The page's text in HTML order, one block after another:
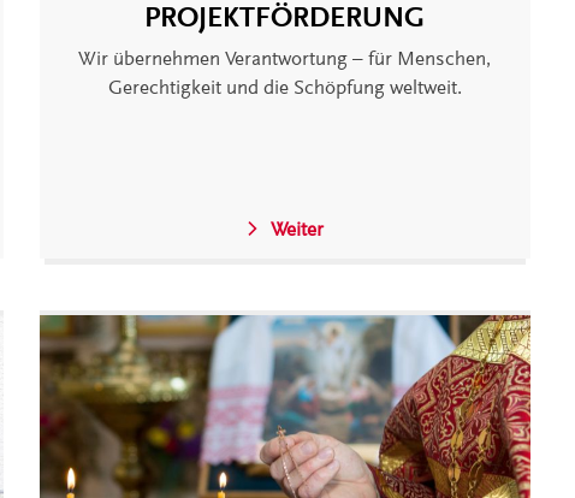
PROJEKTFÖRDERUNG
Wir übernehmen Verantwortung – für Menschen,
Gerechtigkeit und die Schöpfung weltweit.
Weiter